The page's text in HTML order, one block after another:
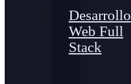
Desarrollo
Web Full
Stack